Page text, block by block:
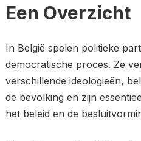
Een Overzicht
In België spelen politieke
democratische proces. Ze
verschillende ideologieën,
de bevolking en zijn
het beleid en de